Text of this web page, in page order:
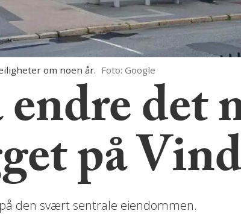
om noen år. Foto: Googledet
på
den svært sentrale eiendommen.